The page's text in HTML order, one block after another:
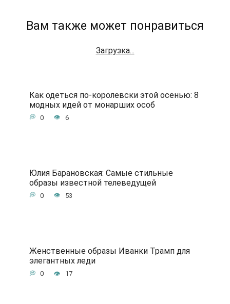
Вам также может понравиться
Загрузка...
Как одеться по-королевски этой осенью: 8
модных идей от монарших особ
0 6
Юлия Барановская: Самые стильные
образы известной телеведущей
0 53
Женственные образы Иванки Трамп для
элегантных леди
0 17